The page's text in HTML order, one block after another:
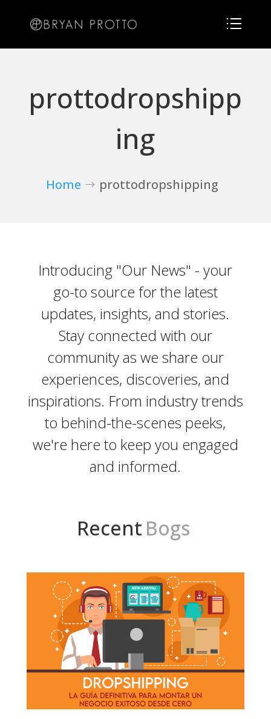
prottodropshipp
ing
Home prottodropshipping
Introducing "Our News" - your
go-to source for the latest
updates, insights, and stories.
Stay connected with our
community as we share our
experiences, discoveries, and
inspirations. From industry trends
to behind-the-scenes peeks,
we're here to keep you engaged
and informed.
Recent Bogs